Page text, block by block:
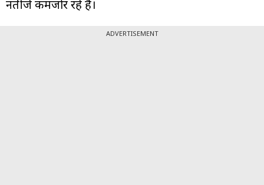
नतीजे कमजोर रहे हैं।
ADVERTISEMENT